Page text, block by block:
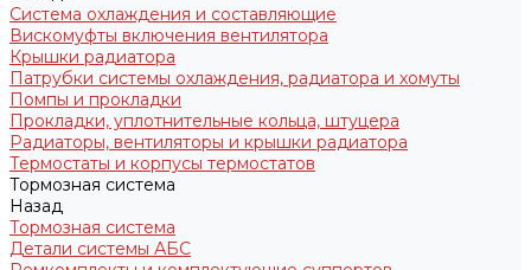
Система охлаждения и составляющие
Вискомуфты включения вентилятора
Крышки радиатора
Патрубки системы охлаждения, радиатора и хомуты
Помпы и прокладки
Прокладки, уплотнительные кольца, штуцера
Радиаторы, вентиляторы и крышки радиатора
Термостаты и корпусы термостатов
Тормозная система
Назад
Тормозная система
Детали системы АБС